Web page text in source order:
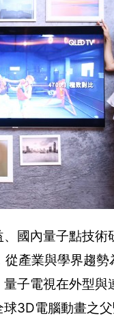
國內量子點技
產業與學界趨勢
子電視在外型
3D電腦動畫之